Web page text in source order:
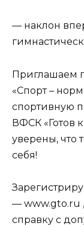
— наклон
Приглашаем
«Спорт –
спортивную
ВФСК «Готов
уверены, что
себя!
— www.gto.ru
справку с